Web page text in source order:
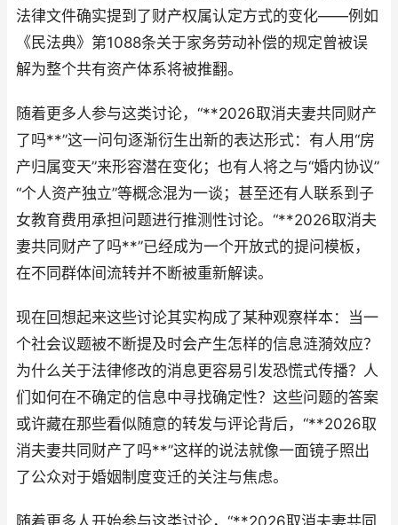
法律文件确实提到了财产权属认定方式的变化——例如
《民法典》第1088条关于家务劳动补偿的规定曾被误
解为整个共有资产体系将被推翻。
随着更多人参与这类讨论，“**2026取消夫妻共同财产
了吗**”这一问句逐渐衍生出新的表达形式：有人用“房
产归属变天”来形容潜在变化；也有人将之与“婚内协议”
“个人资产独立”等概念混为一谈；甚至还有人联系到子
女教育费用承担问题进行推测性讨论。“**2026取消夫
妻共同财产了吗**”已经成为一个开放式的提问模板，
在不同群体间流转并不断被重新解读。
现在回想起来这些讨论其实构成了某种观察样本：当一
个社会议题被不断提及时会产生怎样的信息涟漪效应？
为什么关于法律修改的消息更容易引发恐慌式传播？人
们如何在不确定的信息中寻找确定性？这些问题的答案
或许藏在那些看似随意的转发与评论背后，“**2026取
消夫妻共同财产了吗**”这样的说法就像一面镜子照出
了公众对于婚姻制度变迁的关注与焦虑。